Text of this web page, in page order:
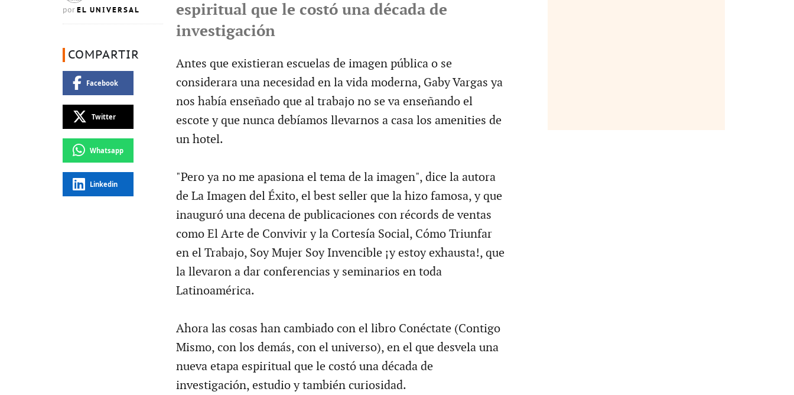
por EL UNIVERSAL
COMPARTIR
Facebook
Twitter
Whatsapp
Linkedin
espiritual que le costó una década de
investigación
Antes que existieran escuelas de imagen pública o se
considerara una necesidad en la vida moderna, Gaby Vargas ya
nos había enseñado que al trabajo no se va enseñando el
escote y que nunca debíamos llevarnos a casa los amenities de
un hotel.
"Pero ya no me apasiona el tema de la imagen", dice la autora
de La Imagen del Éxito, el best seller que la hizo famosa, y que
inauguró una decena de publicaciones con récords de ventas
como El Arte de Convivir y la Cortesía Social, Cómo Triunfar
en el Trabajo, Soy Mujer Soy Invencible ¡y estoy exhausta!, que
la llevaron a dar conferencias y seminarios en toda
Latinoamérica.
Ahora las cosas han cambiado con el libro Conéctate (Contigo
Mismo, con los demás, con el universo), en el que desvela una
nueva etapa espiritual que le costó una década de
investigación, estudio y también curiosidad.